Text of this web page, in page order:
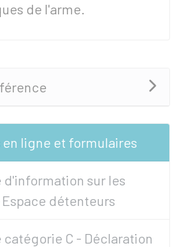
de l'arme.
ligne et formulaires
d'information sur les
Espace détenteurs
catégorie C - Déclaration